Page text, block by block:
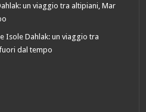
un viaggio tra altipiani, Mar
Isole Dahlak: un viaggio tra
dal tempo